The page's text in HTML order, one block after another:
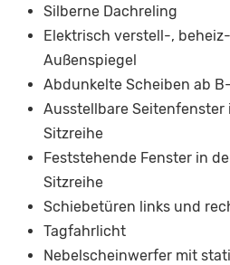
Silberne Dachreling
Elektrisch verstell-,
Außenspiegel
Abdunkelte Scheiben ab
Ausstellbare Seitenfenster
Sitzreihe
Feststehende Fenster in
Sitzreihe
Schiebetüren links und
Tagfahrlicht
Nebelscheinwerfer mit